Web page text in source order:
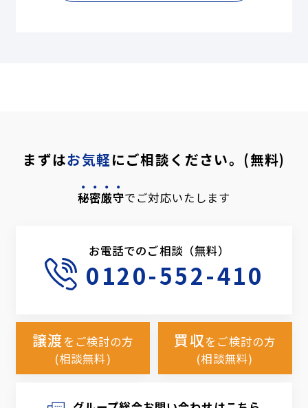
まずはお気軽にご相談ください。(無料)
秘密厳守でご対応いたします
お電話でのご相談（無料）
0120-552-410
譲渡をご検討の方
(相談無料)
買収をご検討の方
(相談無料)